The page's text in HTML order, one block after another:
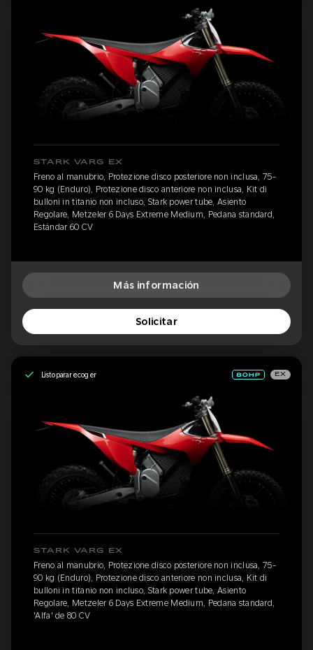
STARK VARG EX
Freno al manubrio, Protezione disco posteriore non inclusa, 75-
90 kg (Enduro), Protezione disco anteriore non inclusa, Kit di
bulloni in titanio non incluso, Stark power tube, Asiento
Regolare, Metzeler 6 Days Extreme Medium, Pedana standard,
Estándar 60 CV
Más información
Solicitar
Listo para recoger EX
STARK VARG EX
Freno al manubrio, Protezione disco posteriore non inclusa, 75-
90 kg (Enduro), Protezione disco anteriore non inclusa, Kit di
bulloni in titanio non incluso, Stark power tube, Asiento
Regolare, Metzeler 6 Days Extreme Medium, Pedana standard,
'Alfa' de 80 CV